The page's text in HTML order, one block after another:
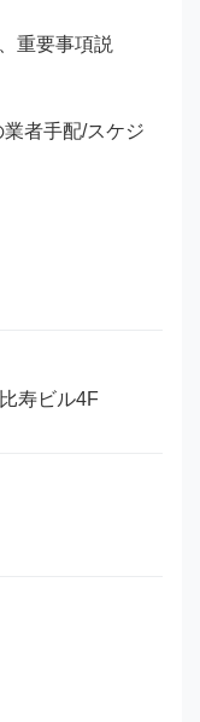
重要事項説
者手配/スケジ
寿ビル4F